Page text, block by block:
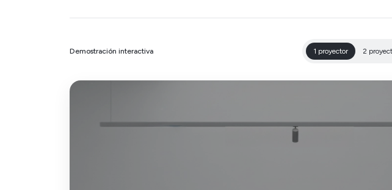
Demostración interactiva 1 proyector 2